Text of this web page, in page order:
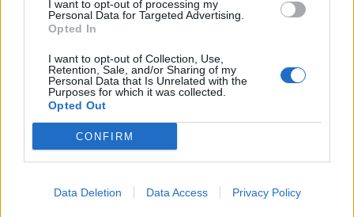
I want to opt-out of processing my
Personal Data for Targeted Advertising.
Opted In
I want to opt-out of Collection, Use,
Retention, Sale, and/or Sharing of my
Personal Data that Is Unrelated with the
Purposes for which it was collected.
Opted Out
CONFIRM
Data Deletion Data Access Privacy Policy